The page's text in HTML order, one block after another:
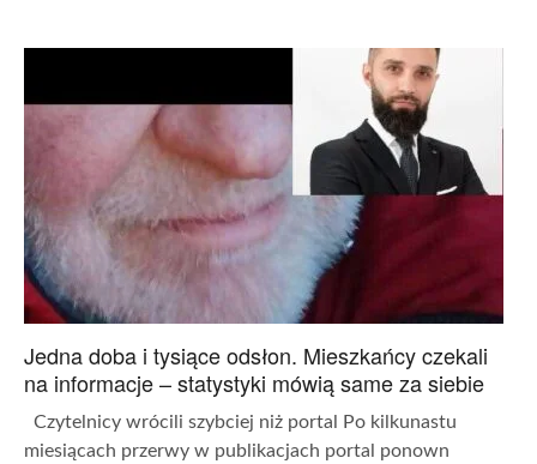
Jedna doba i tysiące odsłon. Mieszkańcy czekali
na informacje – statystyki mówią same za siebie
Czytelnicy wrócili szybciej niż portal Po kilkunastu
miesiącach przerwy w publikacjach portal ponown